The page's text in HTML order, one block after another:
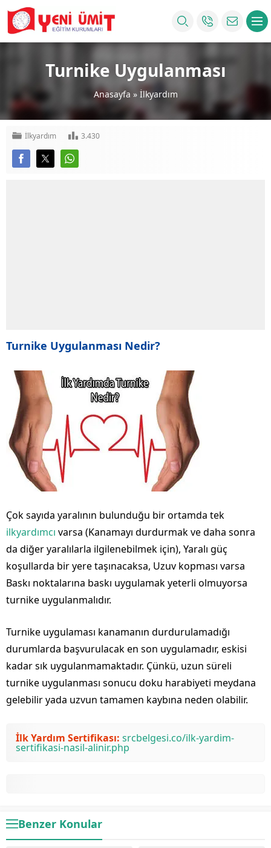
Turnike Uygulanması
Anasayfa » İlkyardım
İlkyardım 3.430
Turnike Uygulanması Nedir?
Çok sayıda yaralının bulunduğu bir ortamda tek
ilkyardımcı varsa (Kanamayı durdurmak ve daha sonra
da diğer yaralılarla ilgilenebilmek için), Yaralı güç
koşullarda bir yere taşınacaksa, Uzuv kopması varsa
Baskı noktalarına baskı uygulamak yeterli olmuyorsa
turnike uygulanmalıdır.
Turnike uygulaması kanamanın durdurulamadığı
durumlarda başvurulacak en son uygulamadır, eskisi
kadar sık uygulanmamaktadır. Çünkü, uzun süreli
turnike uygulanması sonucu doku harabiyeti meydana
gelebilir yada uzvun tamamen kaybına neden olabilir.
İlk Yardım Sertifikası: srcbelgesi.co/ilk-yardim-
sertifikasi-nasil-alinir.php
Benzer Konular